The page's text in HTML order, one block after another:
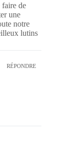
faire de
une
notre
lutins
RÉPONDRE